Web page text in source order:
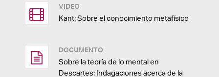
VIDEO
Kant: Sobre el conocimiento metafísico
DOCUMENTO
Sobre la teoría de lo mental en
Descartes: Indagaciones acerca de la